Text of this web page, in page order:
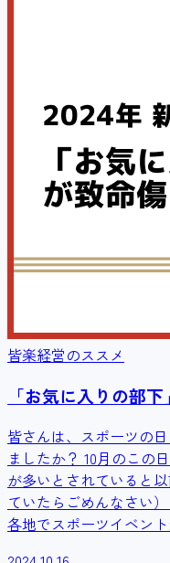
皆楽経営のススメ
「お気に入りの部
皆さんは、スポーツの
ましたか？ 10月のこの
が多いとされていると
ていたらごめんなさい
各地でスポーツイベン